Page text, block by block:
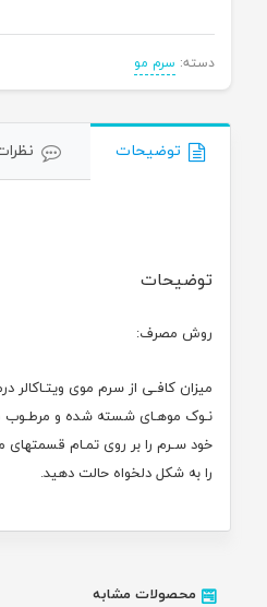
دسته: سرم مو
توضیحات
توضیحات
روش مصرف:
میزان کافـی از سرم موی ویتـاکالر
نـوک موهـای شسته شده و مرطـوب
خود سـرم را بر روی تمـام
را به شکل دلخواه حالت دهید.
محصولات مشابه